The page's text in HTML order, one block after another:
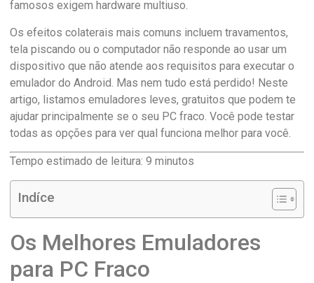
famosos exigem hardware multiuso.
Os efeitos colaterais mais comuns incluem travamentos,
tela piscando ou o computador não responde ao usar um
dispositivo que não atende aos requisitos para executar o
emulador do Android. Mas nem tudo está perdido! Neste
artigo, listamos emuladores leves, gratuitos que podem te
ajudar principalmente se o seu PC fraco. Você pode testar
todas as opções para ver qual funciona melhor para você.
Tempo estimado de leitura: 9 minutos
Indíce
Os Melhores Emuladores
para PC Fraco